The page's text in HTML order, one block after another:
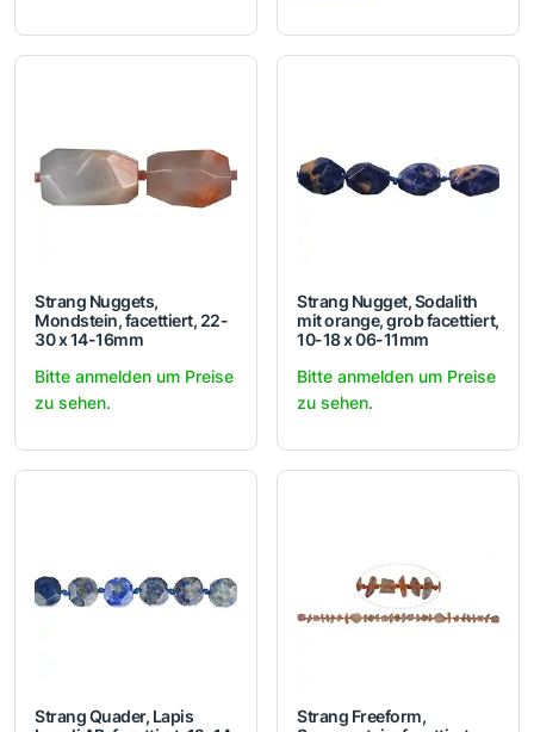
Strang Nuggets,
Mondstein, facettiert, 22-
30 x 14-16mm
Bitte anmelden um Preise
zu sehen.
Strang Nugget, Sodalith
mit orange, grob facettiert,
10-18 x 06-11mm
Bitte anmelden um Preise
zu sehen.
Strang Quader, Lapis
Strang Freeform,